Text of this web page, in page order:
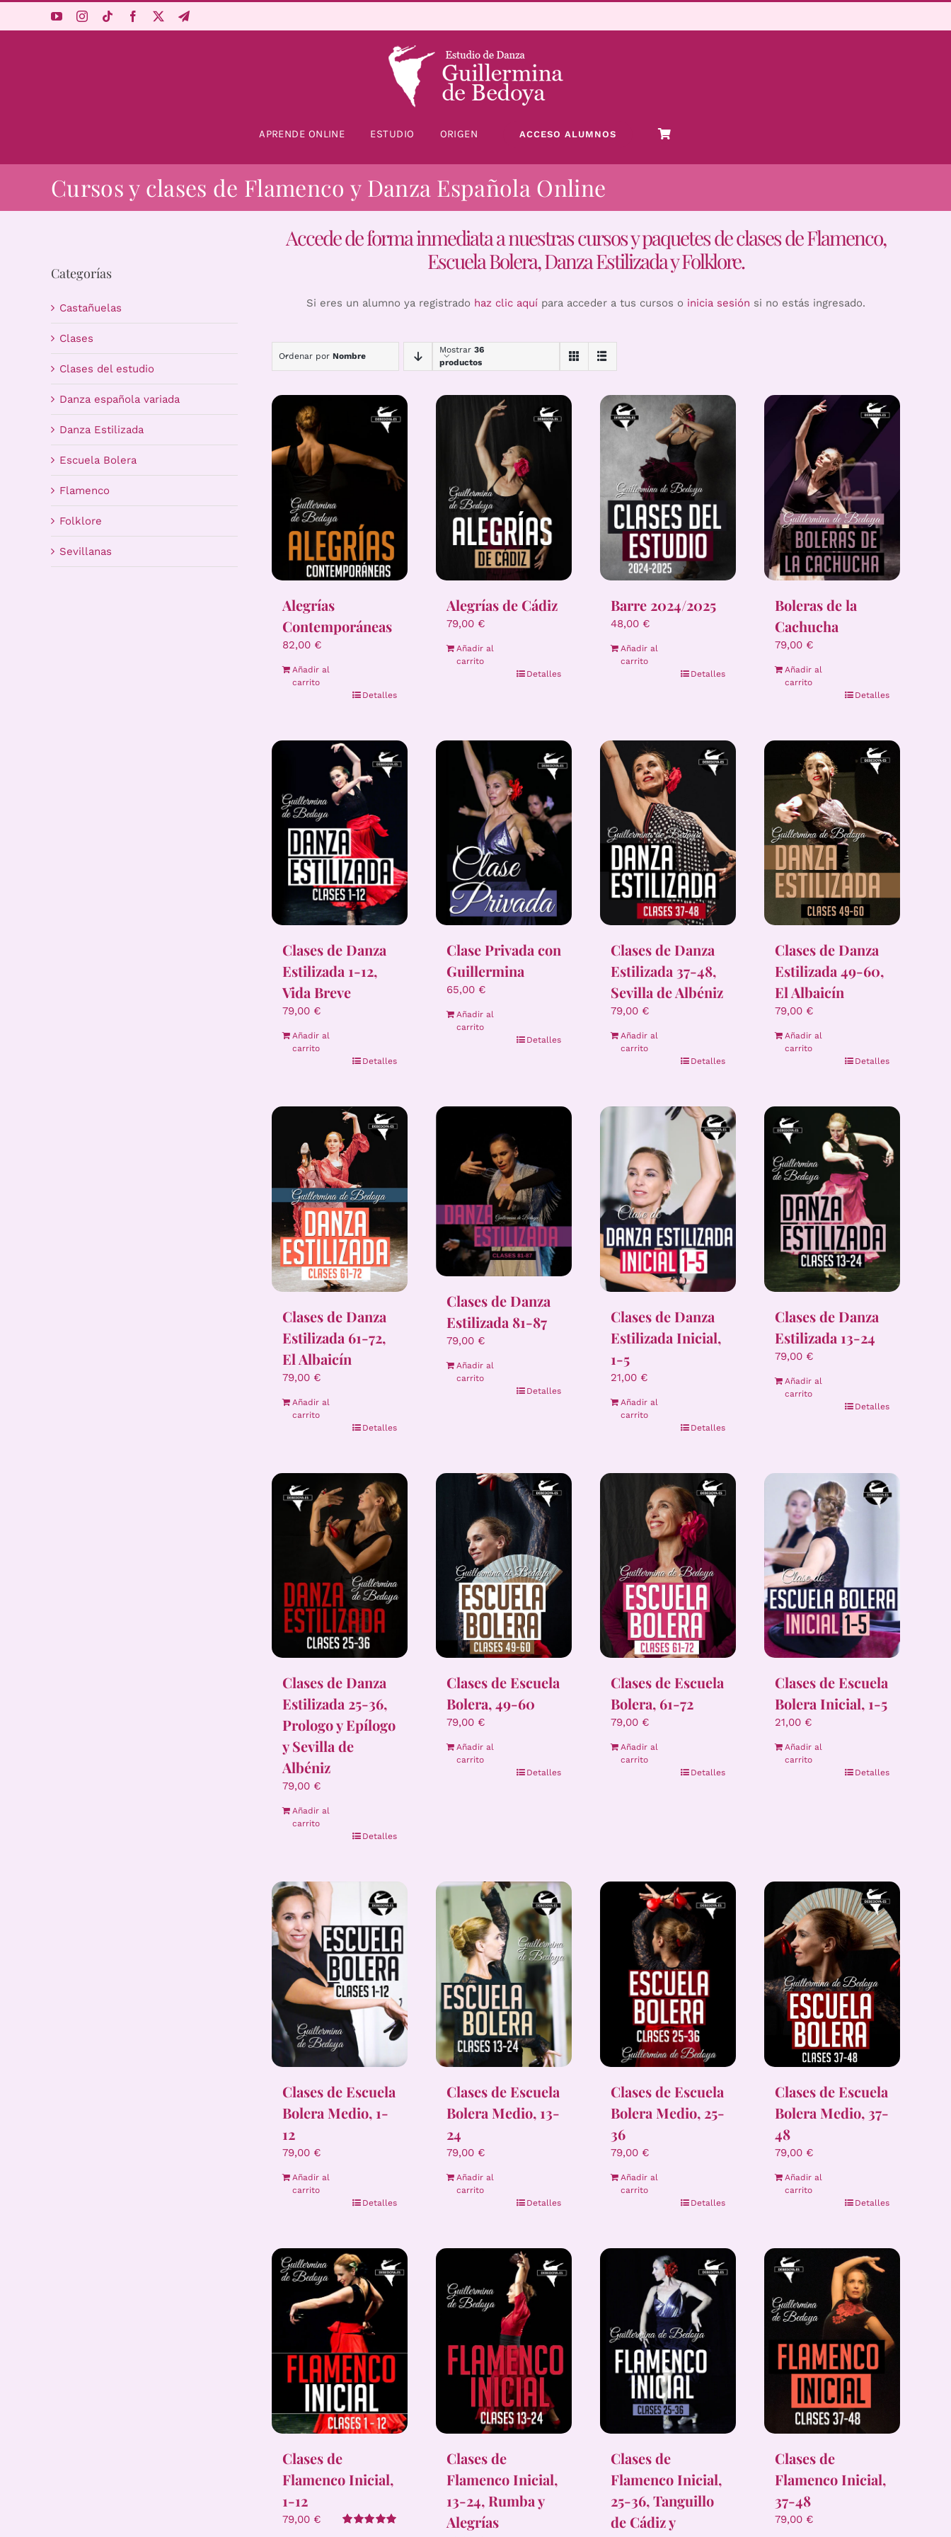
APRENDE ONLINE ESTUDIO ORIGEN ACCESO ALUMNOS
Cursos y clases de Flamenco y Danza Española Online
Categorías
Castañuelas
Clases
Clases del estudio
Danza española variada
Danza Estilizada
Escuela Bolera
Flamenco
Folklore
Sevillanas
Accede de forma inmediata a nuestras cursos y paquetes de clases de Flamenco,
Escuela Bolera, Danza Estilizada y Folklore.
Si eres un alumno ya registrado haz clic aquí para acceder a tus cursos o inicia sesión si no estás ingresado.
Ordenar por Nombre
Mostrar 36
productos
Alegrías
Contemporáneas
82,00 €
Añadir al
carrito
Detalles
Alegrías de Cádiz
79,00 €
Añadir al
carrito
Detalles
Barre 2024/2025
48,00 €
Añadir al
carrito
Detalles
Boleras de la
Cachucha
79,00 €
Añadir al
carrito
Detalles
Clases de Danza
Estilizada 1-12,
Vida Breve
79,00 €
Añadir al
carrito
Detalles
Clase Privada con
Guillermina
65,00 €
Añadir al
carrito
Detalles
Clases de Danza
Estilizada 37-48,
Sevilla de Albéniz
79,00 €
Añadir al
carrito
Detalles
Clases de Danza
Estilizada 49-60,
El Albaicín
79,00 €
Añadir al
carrito
Detalles
Clases de Danza
Estilizada 61-72,
El Albaicín
79,00 €
Añadir al
carrito
Detalles
Clases de Danza
Estilizada 81-87
79,00 €
Añadir al
carrito
Detalles
Clases de Danza
Estilizada Inicial,
1-5
21,00 €
Añadir al
carrito
Detalles
Clases de Danza
Estilizada 13-24
79,00 €
Añadir al
carrito
Detalles
Clases de Danza
Estilizada 25-36,
Prologo y Epílogo
y Sevilla de
Albéniz
79,00 €
Añadir al
carrito
Detalles
Clases de Escuela
Bolera, 49-60
79,00 €
Añadir al
carrito
Detalles
Clases de Escuela
Bolera, 61-72
79,00 €
Añadir al
carrito
Detalles
Clases de Escuela
Bolera Inicial, 1-5
21,00 €
Añadir al
carrito
Detalles
Clases de Escuela
Bolera Medio, 1-
12
79,00 €
Añadir al
carrito
Detalles
Clases de Escuela
Bolera Medio, 13-
24
79,00 €
Añadir al
carrito
Detalles
Clases de Escuela
Bolera Medio, 25-
36
79,00 €
Añadir al
carrito
Detalles
Clases de Escuela
Bolera Medio, 37-
48
79,00 €
Añadir al
carrito
Detalles
Clases de
Flamenco Inicial,
1-12
79,00 €
Clases de
Flamenco Inicial,
13-24, Rumba y
Alegrías
Clases de
Flamenco Inicial,
25-36, Tanguillo
de Cádiz y
Clases de
Flamenco Inicial,
37-48
79,00 €